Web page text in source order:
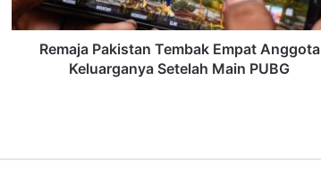
Remaja Pakistan Tembak Empat Anggota
Keluarganya Setelah Main PUBG